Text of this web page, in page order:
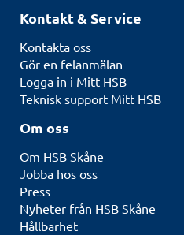
Kontakt & Service
Kontakta oss
Gör en felanmälan
Logga in i Mitt HSB
Teknisk support Mitt HSB
Om oss
Om HSB Skåne
Jobba hos oss
Press
Nyheter från HSB Skåne
Hållbarhet